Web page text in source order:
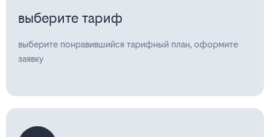
выберите тариф
выберите понравившийся тарифный план, оформите
заявку